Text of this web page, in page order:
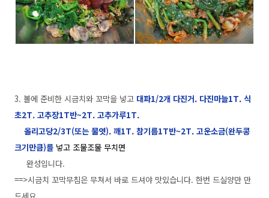
3. 볼에 준비한 시금치와 꼬막을 넣고 대파1/2개 다진거. 다진마늘1T. 식
초2T. 고추장1T반~2T. 고추가루1T.
올리고당2/3T(또는 물엿). 깨1T. 참기름1T반~2T. 고운소금(완두콩
크기만큼)를 넣고 조물조물 무치면
완성입니다.
==>시금치 꼬막무침은 무쳐서 바로 드셔야 맛있습니다. 한번 드실양만 만